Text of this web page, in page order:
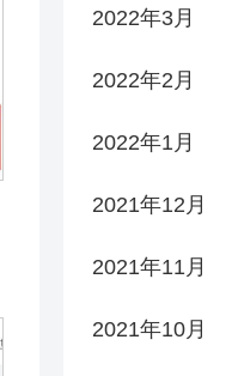
2022年3月
2022年2月
2022年1月
2021年12月
2021年11月
2021年10月